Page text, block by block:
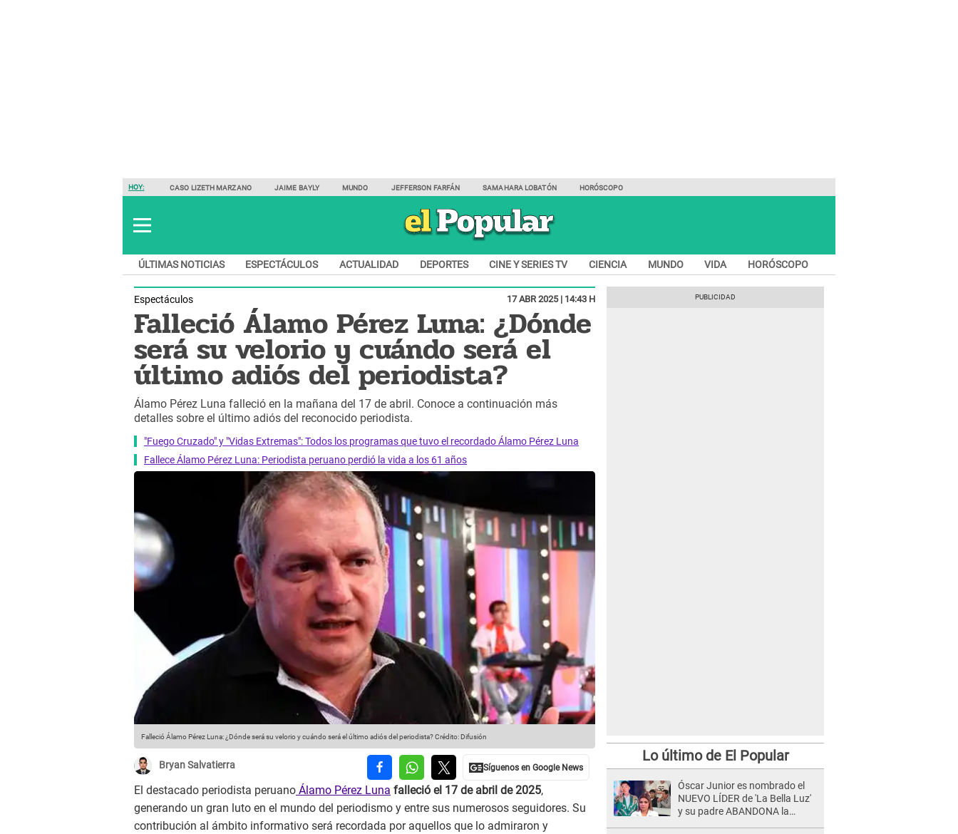
HOY: CASO LIZETH MARZANO JAIME BAYLY MUNDO JEFFERSON FARFÁN SAMAHARA LOBATÓN HORÓSCOPO
ÚLTIMAS NOTICIAS ESPECTÁCULOS ACTUALIDAD DEPORTES CINE Y SERIES TV CIENCIA MUNDO VIDA HORÓSCOPO
Espectáculos 17 ABR 2025 | 14:43 H
Falleció Álamo Pérez Luna: ¿Dónde
será su velorio y cuándo será el
último adiós del periodista?
Álamo Pérez Luna falleció en la mañana del 17 de abril. Conoce a continuación más
detalles sobre el último adiós del reconocido periodista.
"Fuego Cruzado" y "Vidas Extremas": Todos los programas que tuvo el recordado Álamo Pérez Luna
Fallece Álamo Pérez Luna: Periodista peruano perdió la vida a los 61 años
Falleció Álamo Pérez Luna: ¿Dónde será su velorio y cuándo será el último adiós del periodista?Crédito: Difusión
Bryan Salvatierra
El destacado periodista peruano Álamo Pérez Luna falleció el 17 de abril de 2025,
generando un gran luto en el mundo del periodismo y entre sus numerosos seguidores. Su
contribución al ámbito informativo será recordada por aquellos que lo admiraron y
Lo último de El Popular
Óscar Junior es nombrado el
NUEVO LÍDER de 'La Bella Luz'
y su padre ABANDONA la